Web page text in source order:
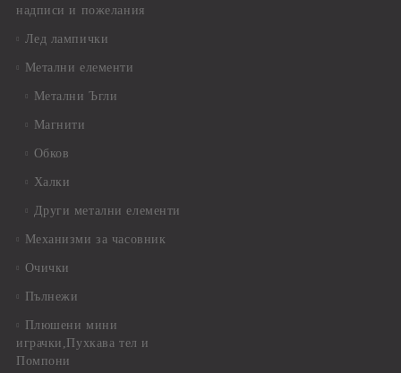
надписи и пожелания
Лед лампички
Метални елементи
Метални Ъгли
Магнити
Обков
Халки
Други метални елементи
Механизми за часовник
Очички
Пълнежи
Плюшени мини
играчки,Пухкава тел и
Помпони